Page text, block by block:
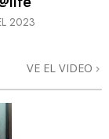
2023
VE EL VIDEO